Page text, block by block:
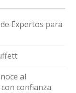
Expertos para
al
confianza